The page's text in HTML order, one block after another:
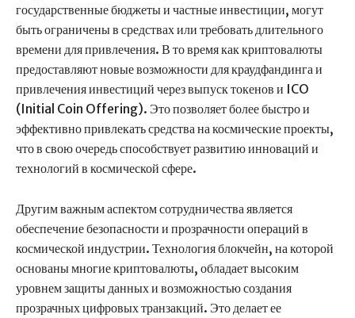
государственные бюджеты и частные инвестиции, могут
быть ограничены в средствах или требовать длительного
времени для привлечения. В то время как криптовалюты
предоставляют новые возможности для краудфандинга и
привлечения инвестиций через выпуск токенов и ICO
(Initial Coin Offering). Это позволяет более быстро и
эффективно привлекать средства на космические проекты,
что в свою очередь способствует развитию инноваций и
технологий в космической сфере.
Другим важным аспектом сотрудничества является
обеспечение безопасности и прозрачности операций в
космической индустрии. Технология блокчейн, на которой
основаны многие криптовалюты, обладает высоким
уровнем защиты данных и возможностью создания
прозрачных цифровых транзакций. Это делает ее